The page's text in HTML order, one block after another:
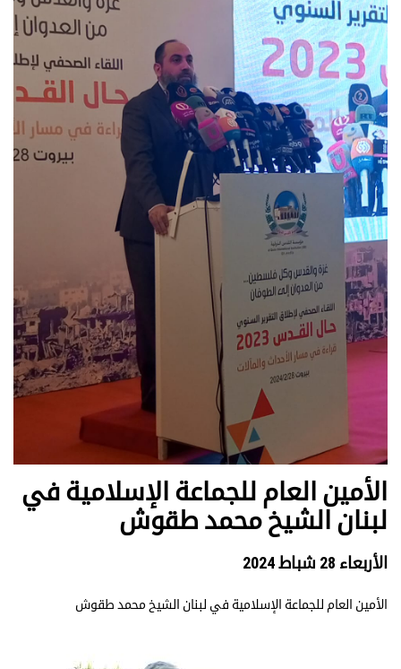
الأمين العام للجماعة الإسلامية في
لبنان الشيخ محمد طقوش
الأربعاء 28 شباط 2024
الأمين العام للجماعة الإسلامية في لبنان الشيخ محمد طقوش